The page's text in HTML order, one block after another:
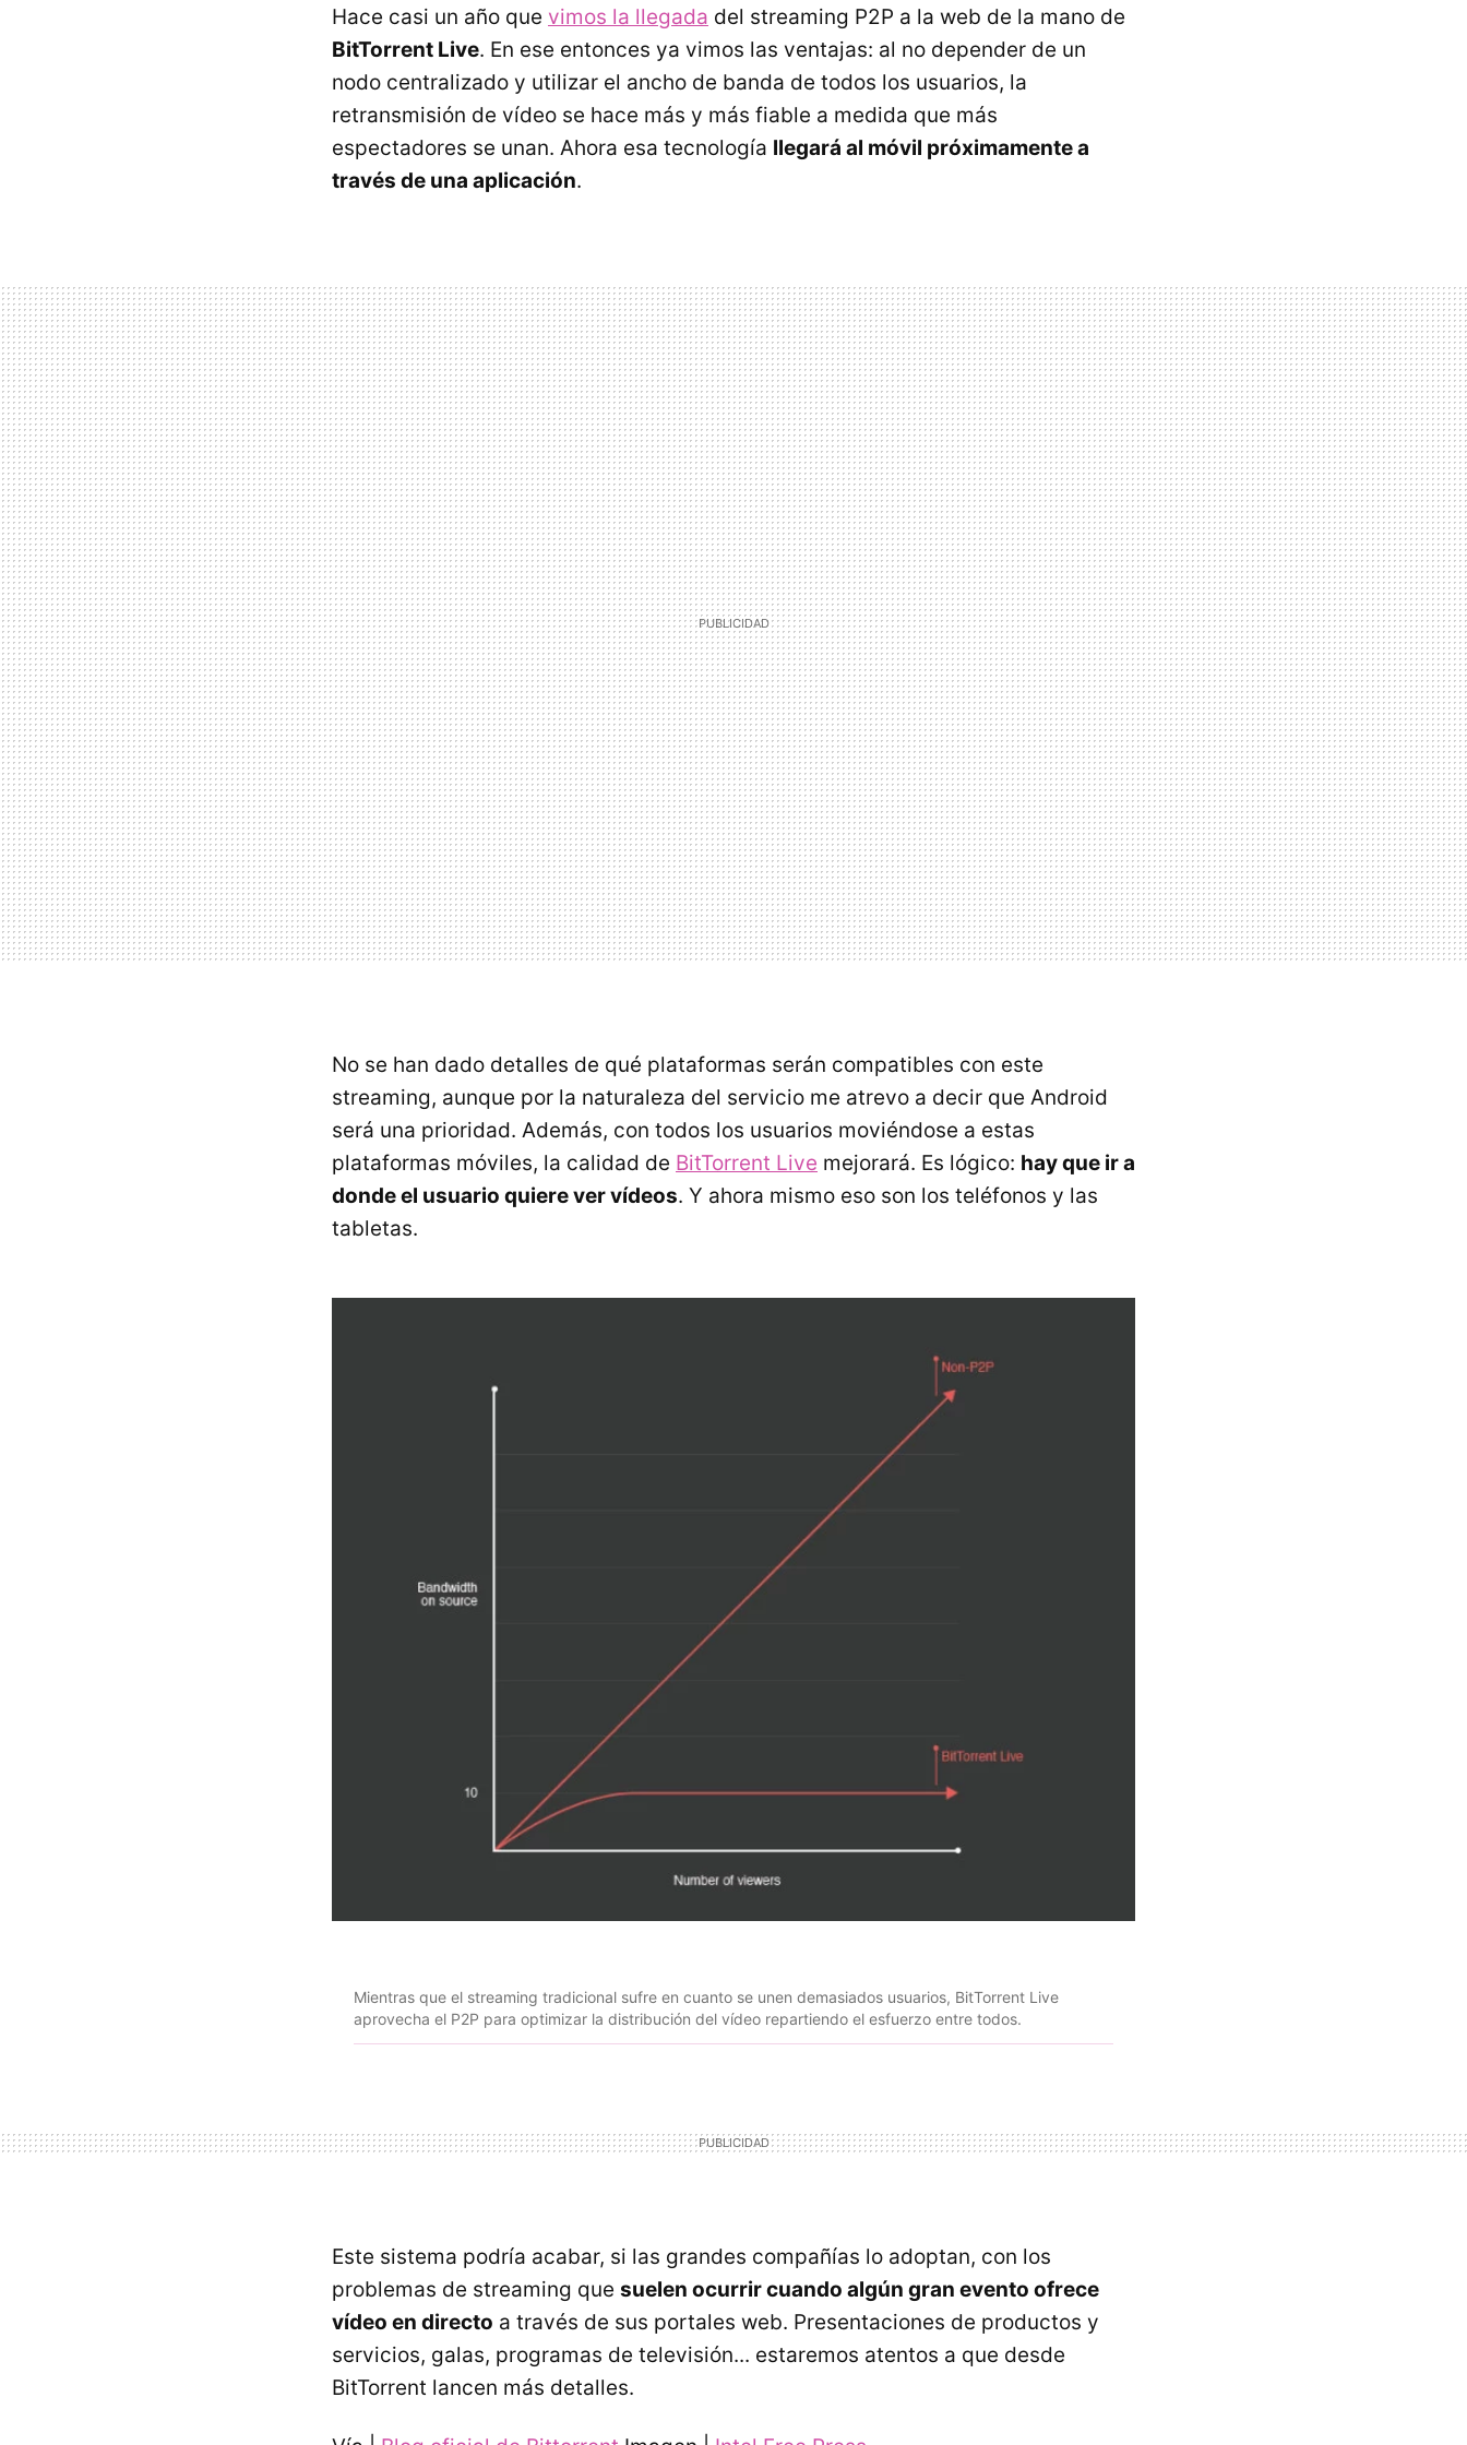
Hace casi un año que vimos la llegada del streaming P2P a la web de la mano de
BitTorrent Live. En ese entonces ya vimos las ventajas: al no depender de un
nodo centralizado y utilizar el ancho de banda de todos los usuarios, la
retransmisión de vídeo se hace más y más fiable a medida que más
espectadores se unan. Ahora esa tecnología llegará al móvil próximamente a
través de una aplicación.
No se han dado detalles de qué plataformas serán compatibles con este
streaming, aunque por la naturaleza del servicio me atrevo a decir que Android
será una prioridad. Además, con todos los usuarios moviéndose a estas
plataformas móviles, la calidad de BitTorrent Live mejorará. Es lógico: hay que ir a
donde el usuario quiere ver vídeos. Y ahora mismo eso son los teléfonos y las
tabletas.
Mientras que el streaming tradicional sufre en cuanto se unen demasiados usuarios, BitTorrent Live
aprovecha el P2P para optimizar la distribución del vídeo repartiendo el esfuerzo entre todos.
Este sistema podría acabar, si las grandes compañías lo adoptan, con los
problemas de streaming que suelen ocurrir cuando algún gran evento ofrece
vídeo en directo a través de sus portales web. Presentaciones de productos y
servicios, galas, programas de televisión... estaremos atentos a que desde
BitTorrent lancen más detalles.